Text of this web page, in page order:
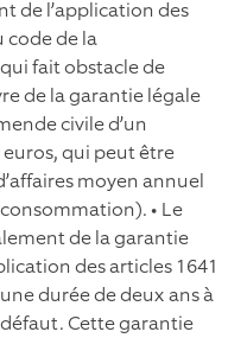
de l’application des
code de la
fait obstacle de
de la garantie légale
civile d’un
qui peut être
moyen annuel
• Le
de la garantie
des articles 1641
durée de deux ans à
Cette garantie